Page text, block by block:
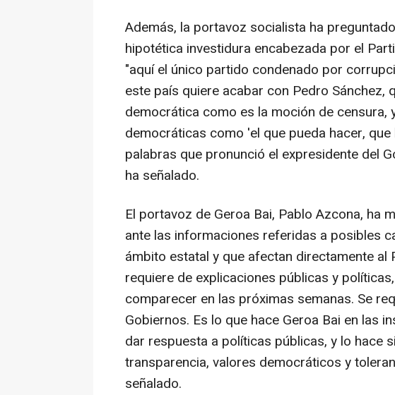
Además, la portavoz socialista ha
hipotética investidura encabezada por el
"aquí el único partido condenado por
este país quiere acabar con Pedro Sánchez,
democrática como es la moción de
democráticas como 'el que pueda hacer,
palabras que pronunció el expresidente del
ha señalado.
El portavoz de Geroa Bai, Pablo Azcona, ha
ante las informaciones referidas a posibles
ámbito estatal y que afectan directamente al
requiere de explicaciones públicas y
comparecer en las próximas semanas. Se
Gobiernos. Es lo que hace Geroa Bai en las
dar respuesta a políticas públicas, y lo hace
transparencia, valores democráticos y
señalado.